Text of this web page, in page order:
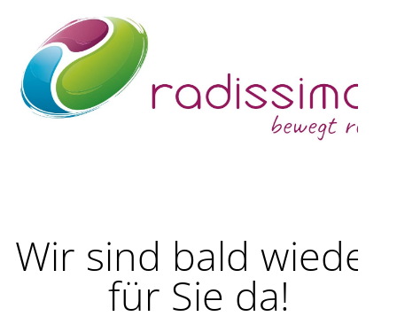
Wir sind bald wieder
für Sie da!